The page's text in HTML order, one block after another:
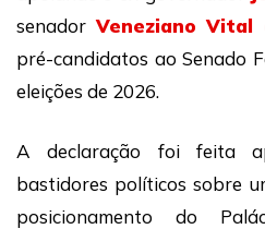
senadorVeneziano Vital
pré-candidatos ao Senado
eleições de 2026.
A declaração foi feita
bastidores políticos sobre
posicionamento do